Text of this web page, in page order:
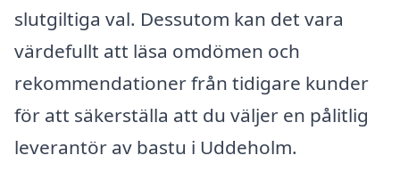
slutgiltiga val. Dessutom kan det vara
värdefullt att läsa omdömen och
rekommendationer från tidigare kunder
för att säkerställa att du väljer en pålitlig
leverantör av bastu i Uddeholm.